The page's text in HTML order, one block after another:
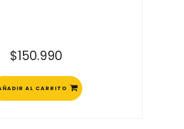
$150.990
AL CARRITO